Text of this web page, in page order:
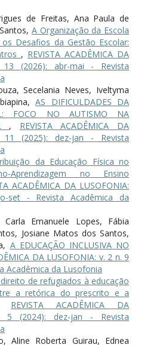
de Freitas, Ana Paula de
A Organização da Escola
Desafios da Gestão Escolar:
, REVISTA ACADÊMICA DA
(2026): abr-mai - Revista
Secelania Neves, Iveltyma
AS DIFICULDADES DA
FOCO NO AUTISMO NA
, REVISTA ACADÊMICA DA
(2025): dez-jan - Revista
da Educação Física no
Aprendizagem no Ensino
ACADÊMICA DA LUSOFONIA:
set - Revista Acadêmica da
Emanuele Lopes, Fábia
Josiane Matos dos Santos,
A EDUCAÇÃO INCLUSIVA NO
DA LUSOFONIA: v. 2 n. 9
Acadêmica da Lusofonia
de refugiados à educação
a retórica do prescrito e a
REVISTA ACADÊMICA DA
5 (2024): dez-jan - Revista
Aline Roberta Guirau, Ednea